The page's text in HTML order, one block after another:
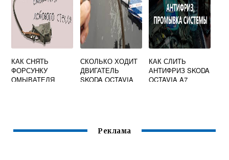
КАК СНЯТЬ
ФОРСУНКУ
ОМЫВАТЕЛЯ
СКОЛЬКО ХОДИТ
ДВИГАТЕЛЬ
SKODA OCTAVIA
КАК СЛИТЬ
АНТИФРИЗ SKODA
OCTAVIA A7
Реклама